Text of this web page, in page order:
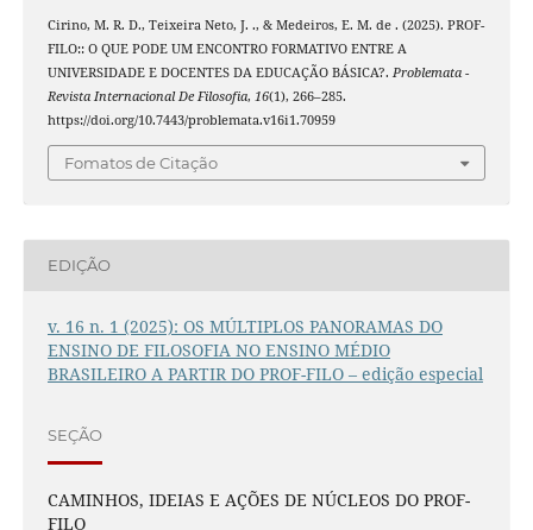
Cirino, M. R. D., Teixeira Neto, J. ., & Medeiros, E. M. de . (2025). PROF-
FILO:: O QUE PODE UM ENCONTRO FORMATIVO ENTRE A
UNIVERSIDADE E DOCENTES DA EDUCAÇÃO BÁSICA?. Problemata -
Revista Internacional De Filosofia, 16(1), 266–285.
https://doi.org/10.7443/problemata.v16i1.70959
Fomatos de Citação
EDIÇÃO
v. 16 n. 1 (2025): OS MÚLTIPLOS PANORAMAS DO
ENSINO DE FILOSOFIA NO ENSINO MÉDIO
BRASILEIRO A PARTIR DO PROF-FILO – edição especial
SEÇÃO
CAMINHOS, IDEIAS E AÇÕES DE NÚCLEOS DO PROF-
FILO